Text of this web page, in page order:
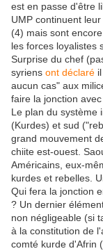
est en passe d'être
UMP continuent
(4) mais sont
les forces loyalistes
Surprise du chef
syriens ont déclaré
aucun cas" aux
faire la jonction
Le plan du système
(Kurdes) et sud
grand mouvement
chiite est-ouest.
Américains, eux-
kurdes et rebelles.
Qui fera la jonction
? Un dernier
non négligeable (si
à la constitution de
comté kurde d'Afrin